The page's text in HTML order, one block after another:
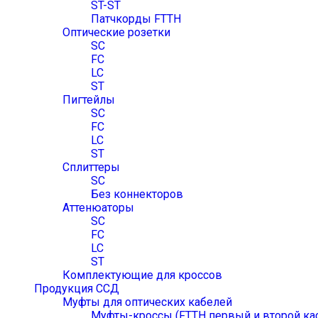
ST-ST
Патчкорды FTTH
Оптические розетки
SC
FC
LC
ST
Пигтейлы
SC
FC
LC
ST
Сплиттеры
SC
Без коннекторов
Аттенюаторы
SC
FC
LC
ST
Комплектующие для кроссов
Продукция ССД
Муфты для оптических кабелей